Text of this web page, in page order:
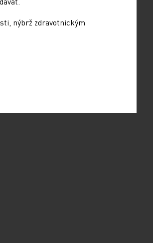
nýbrž zdravotnickým